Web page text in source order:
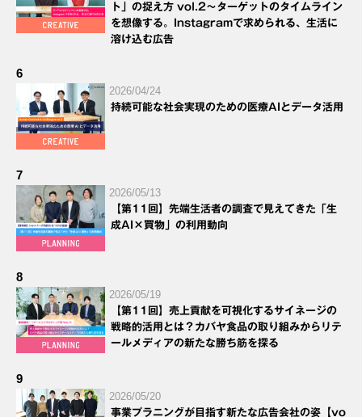
ト」の捉え方 vol.2～ターゲットのタイムライン
を想像する。Instagramで求められる、生活に
溶け込む広告
6
2026/04/24
持続可能な社会実現のための医療AIとデータ活用
7
2026/05/13
【第11回】先端生活者の調査で見えてきた「生
成AI×買物」の利用動向
8
2026/05/19
【第11回】売上貢献を可視化するサイネージの
戦略的活用とは？カバヤ食品の取り組みからリテ
ールメディアの新たな勝ち筋を探る
9
2026/05/20
事業プラニングが目指す新たな広告会社の姿【vo